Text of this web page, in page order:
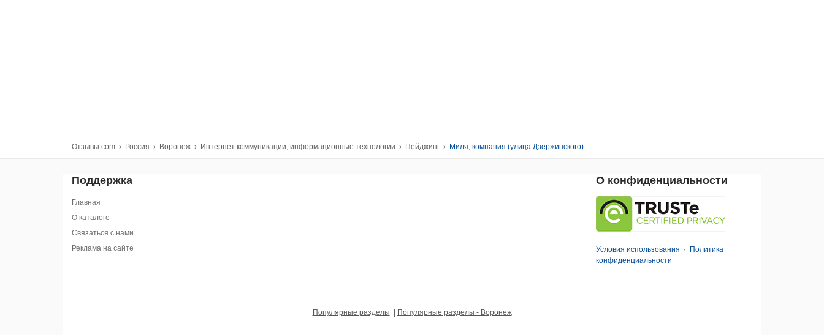
Отзывы.com › Россия › Воронеж › Интернет коммуникации, информационные технологии › Пейджинг › Миля, компания (улица Дзержинского)
Поддержка
Главная
О каталоге
Связаться с нами
Реклама на сайте
О конфиденциальности
Условия использования ·
Политика
конфиденциальности
Популярные разделы Популярные разделы - Воронеж